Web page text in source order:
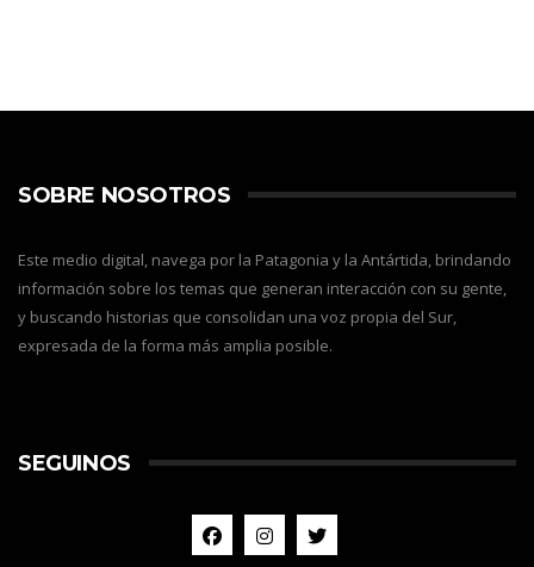
SOBRE NOSOTROS
Este medio digital, navega por la Patagonia y la Antártida, brindando
información sobre los temas que generan interacción con su gente,
y buscando historias que consolidan una voz propia del Sur,
expresada de la forma más amplia posible.
SEGUINOS